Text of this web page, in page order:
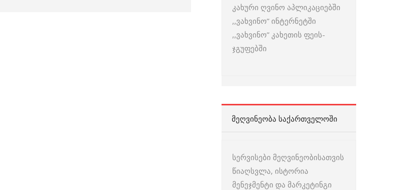
კახური ღვინო აპლიკაციებში
,,ვახვინო” ინტერნეტში
,,ვახვინო” კახეთის ფეის-
ჯგუფებში
ᲛᲔᲦᲕᲘᲜᲔᲝᲑᲐ ᲡᲐᲥᲐᲠᲗᲕᲔᲚᲝᲨᲘ
სერვისები მეღვინეობისათვის
წიაღსვლა, ისტორია
მენეჯმენტი და მარკეტინგი